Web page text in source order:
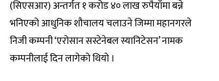
(सिएसआर) अन्तर्गत १ करोड ४० लाख रुपैयाँमा बन्ने
भनिएको आधुनिक शौचालय चलाउने जिम्मा महानगरले
निजी कम्पनी ‘एरोसान सस्टेनेबल स्यानिटेसन’ नामक
कम्पनीलाई दिन लागेको थियो ।